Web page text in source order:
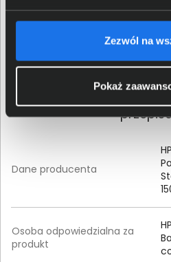
Zezwól na
Pokaż
EAN / GTIN-13
Dane producenta
Osoba odpowiedzialna za
produkt